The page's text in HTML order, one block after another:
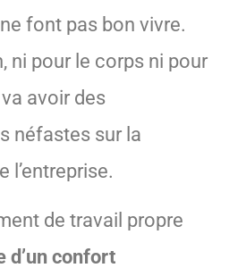
font pas bon vivre.
ni pour le corps ni pour
va avoir des
néfastes sur la
l’entreprise.
de travail propre
d’un confort